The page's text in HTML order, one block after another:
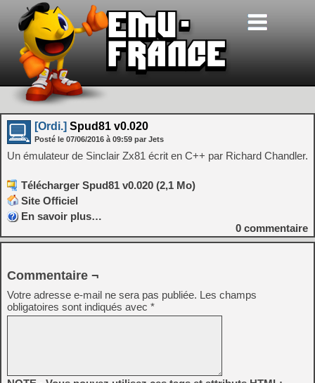
[Ordi.] Spud81 v0.020
Posté le 07/06/2016 à 09:59 par Jets
Un émulateur de Sinclair Zx81 écrit en C++ par Richard Chandler.
Télécharger Spud81 v0.020 (2,1 Mo)
Site Officiel
En savoir plus…
0 commentaire
Commentaire ¬
Votre adresse e-mail ne sera pas publiée. Les champs
obligatoires sont indiqués avec *